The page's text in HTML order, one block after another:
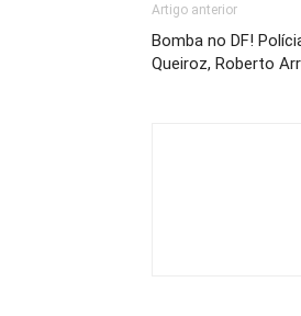
Artigo anterior
Bomba no DF!
Queiroz, Roberto